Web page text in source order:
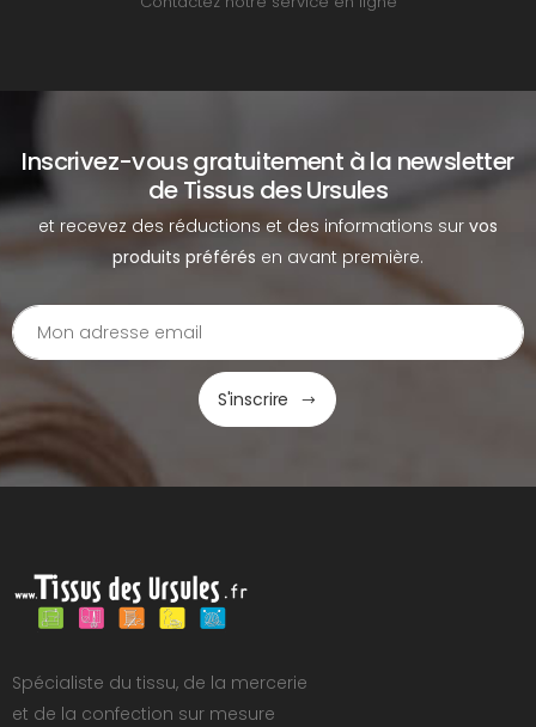
Inscrivez-vous gratuitement à la newsletter
de Tissus des Ursules
et recevez des réductions et des informations sur vos
produits préférés en avant première.
S'inscrire
Spécialiste du tissu, de la mercerie
et de la confection sur mesure